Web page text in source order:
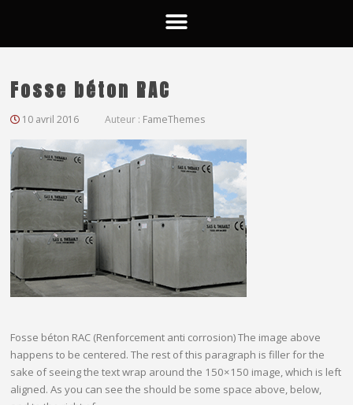
Fosse béton RAC
10 avril 2016 Auteur : FameThemes
Fosse béton RAC (Renforcement anti corrosion) The image above
happens to be centered. The rest of this paragraph is filler for the
sake of seeing the text wrap around the 150×150 image, which is left
aligned. As you can see the should be some space above, below,